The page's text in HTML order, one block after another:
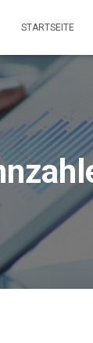
STARTSEITE